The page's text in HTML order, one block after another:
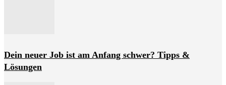
Dein neuer Job ist am Anfang schwer? Tipps &
Lösungen